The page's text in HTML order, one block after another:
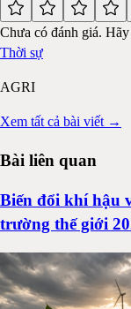
Chưa có đánh giá.
Thời sự
AGRI
Xem tất cả bài viết →
Bài liên quan
Biến đổi khí hậu
trường thế giới